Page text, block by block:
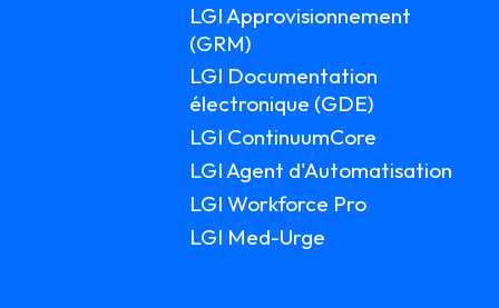
LGI Approvisionnement
(GRM)
LGI Documentation
électronique (GDE)
LGI ContinuumCore
LGI Agent d'Automatisation
LGI Workforce Pro
LGI Med-Urge